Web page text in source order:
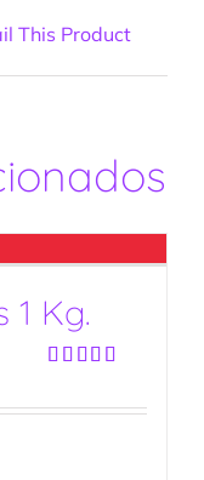
This Product
1 Kg.
con5.00de